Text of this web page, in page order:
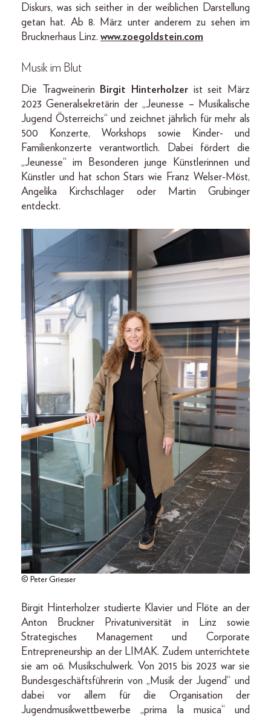
Diskurs, was sich seither in der weiblichen Darstellung
getan hat. Ab 8. März unter anderem zu sehen im
Brucknerhaus Linz. www.zoegoldstein.com
Musik im Blut
Die Tragweinerin Birgit Hinterholzer ist seit März
2023 Generalsekretärin der „Jeunesse – Musikalische
Jugend Österreichs“ und zeichnet jährlich für mehr als
500 Konzerte, Workshops sowie Kinder- und
Familienkonzerte verantwortlich. Dabei fördert die
„Jeunesse“ im Besonderen junge Künstlerinnen und
Künstler und hat schon Stars wie Franz Welser-Möst,
Angelika Kirchschlager oder Martin Grubinger
entdeckt.
© Peter Griesser
Birgit Hinterholzer studierte Klavier und Flöte an der
Anton Bruckner Privatuniversität in Linz sowie
Strategisches Management und Corporate
Entrepreneurship an der LIMAK. Zudem unterrichtete
sie am oö. Musikschulwerk. Von 2015 bis 2023 war sie
Bundesgeschäftsführerin von „Musik der Jugend“ und
dabei vor allem für die Organisation der
Jugendmusikwettbewerbe „prima la musica“ und